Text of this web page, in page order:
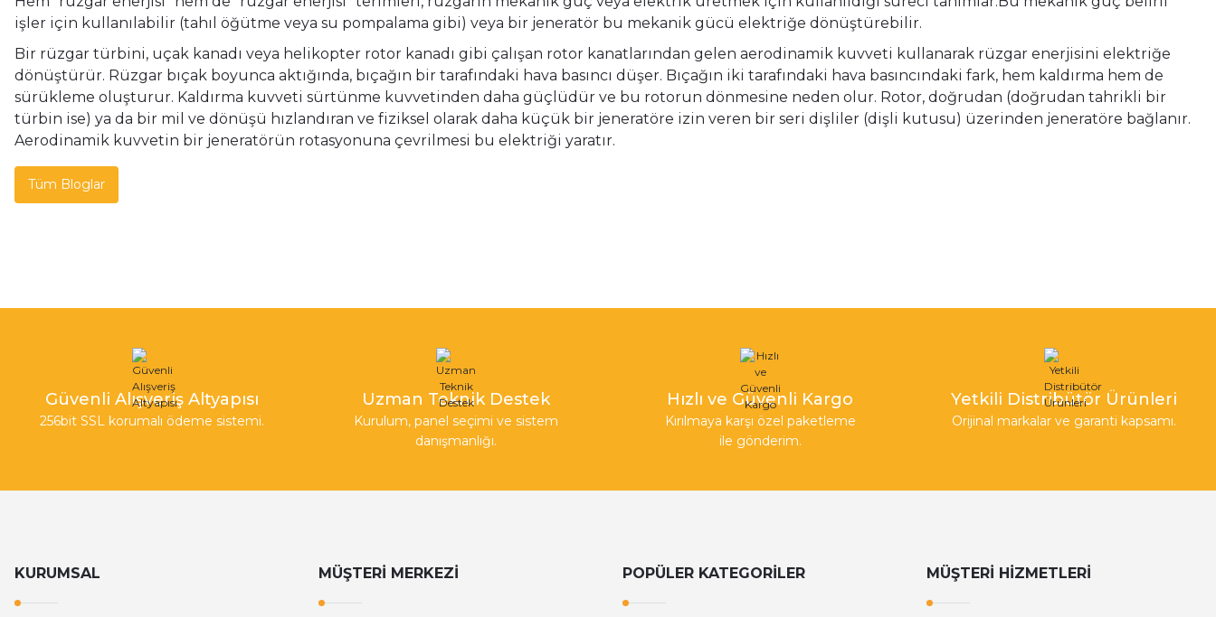
işler için kullanılabilir (tahıl öğütme veya su pompalama gibi) veya bir jeneratör bu mekanik gücü elektriğe dönüştürebilir.
Bir rüzgar türbini, uçak kanadı veya helikopter rotor kanadı gibi çalışan rotor kanatlarından gelen aerodinamik kuvveti kullanarak rüzgar enerjisini elektriğe
dönüştürür. Rüzgar bıçak boyunca aktığında, bıçağın bir tarafındaki hava basıncı düşer. Bıçağın iki tarafındaki hava basıncındaki fark, hem kaldırma hem de
sürükleme oluşturur. Kaldırma kuvveti sürtünme kuvvetinden daha güçlüdür ve bu rotorun dönmesine neden olur. Rotor, doğrudan (doğrudan tahrikli bir
türbin ise) ya da bir mil ve dönüşü hızlandıran ve fiziksel olarak daha küçük bir jeneratöre izin veren bir seri dişliler (dişli kutusu) üzerinden jeneratöre bağlanır.
Aerodinamik kuvvetin bir jeneratörün rotasyonuna çevrilmesi bu elektriği yaratır.
Tüm Bloglar
Güvenli Alışveriş Altyapısı
256bit SSL korumalı ödeme sistemi.
Uzman Teknik Destek
Kurulum, panel seçimi ve sistem
danışmanlığı.
Hızlı ve Güvenli Kargo
Kırılmaya karşı özel paketleme
ile gönderim.
Yetkili Distribütör Ürünleri
Orijinal markalar ve garanti kapsamı.
KURUMSAL MÜŞTERİ MERKEZİ POPÜLER KATEGORİLER MÜŞTERİ HİZMETLERİ